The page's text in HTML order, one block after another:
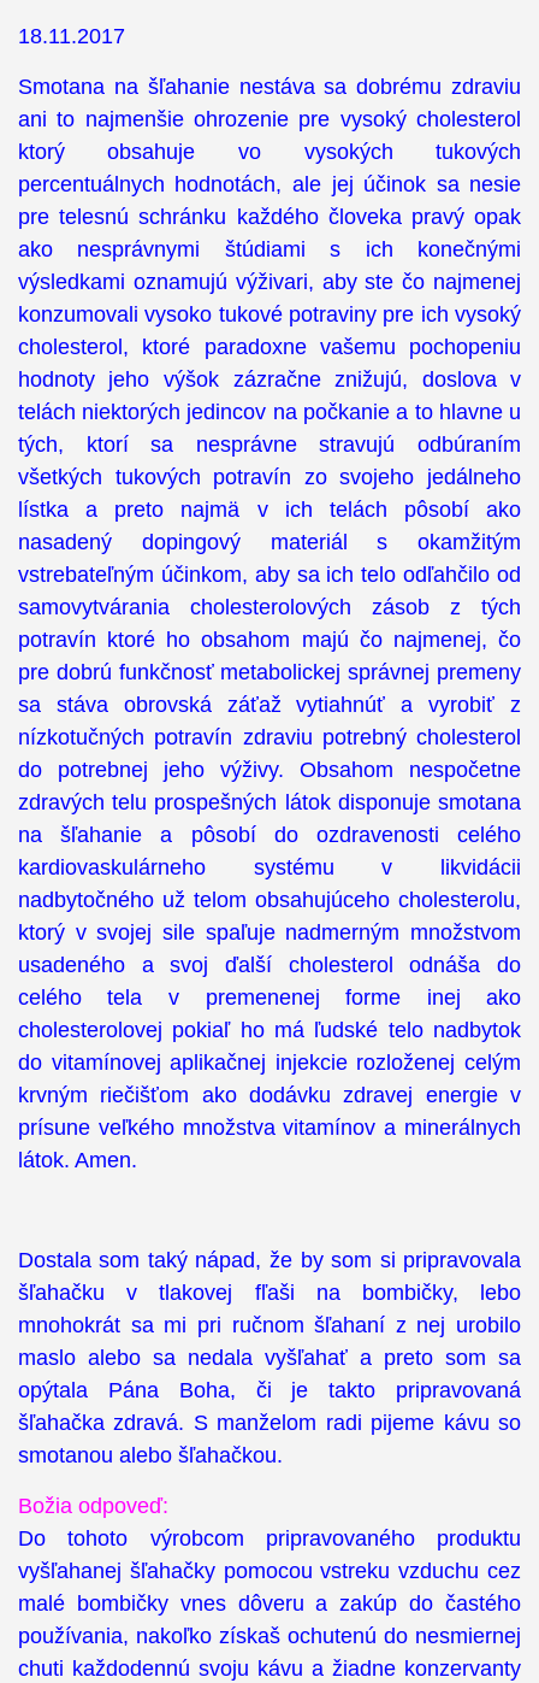
18.11.2017
Smotana na šľahanie nestáva sa dobrému zdraviu
ani to najmenšie ohrozenie pre vysoký cholesterol
ktorý obsahuje vo vysokých tukových
percentuálnych hodnotách, ale jej účinok sa nesie
pre telesnú schránku každého človeka pravý opak
ako nesprávnymi štúdiami s ich konečnými
výsledkami oznamujú výživari, aby ste čo najmenej
konzumovali vysoko tukové potraviny pre ich vysoký
cholesterol, ktoré paradoxne vašemu pochopeniu
hodnoty jeho výšok zázračne znižujú, doslova v
telách niektorých jedincov na počkanie a to hlavne u
tých, ktorí sa nesprávne stravujú odbúraním
všetkých tukových potravín zo svojeho jedálneho
lístka a preto najmä v ich telách pôsobí ako
nasadený dopingový materiál s okamžitým
vstrebateľným účinkom, aby sa ich telo odľahčilo od
samovytvárania cholesterolových zásob z tých
potravín ktoré ho obsahom majú čo najmenej, čo
pre dobrú funkčnosť metabolickej správnej premeny
sa stáva obrovská záťaž vytiahnúť a vyrobiť z
nízkotučných potravín zdraviu potrebný cholesterol
do potrebnej jeho výživy. Obsahom nespočetne
zdravých telu prospešných látok disponuje smotana
na šľahanie a pôsobí do ozdravenosti celého
kardiovaskulárneho systému v likvidácii
nadbytočného už telom obsahujúceho cholesterolu,
ktorý v svojej sile spaľuje nadmerným množstvom
usadeného a svoj ďalší cholesterol odnáša do
celého tela v premenenej forme inej ako
cholesterolovej pokiaľ ho má ľudské telo nadbytok
do vitamínovej aplikačnej injekcie rozloženej celým
krvným riečišťom ako dodávku zdravej energie v
prísune veľkého množstva vitamínov a minerálnych
látok. Amen.
Dostala som taký nápad, že by som si pripravovala
šľahačku v tlakovej fľaši na bombičky, lebo
mnohokrát sa mi pri ručnom šľahaní z nej urobilo
maslo alebo sa nedala vyšľahať a preto som sa
opýtala Pána Boha, či je takto pripravovaná
šľahačka zdravá. S manželom radi pijeme kávu so
smotanou alebo šľahačkou.
Božia odpoveď:
Do tohoto výrobcom pripravovaného produktu
vyšľahanej šľahačky pomocou vstreku vzduchu cez
malé bombičky vnes dôveru a zakúp do častého
používania, nakoľko získaš ochutenú do nesmiernej
chuti každodennú svoju kávu a žiadne konzervanty